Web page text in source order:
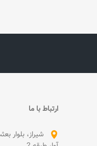
ارتباط با ما
شیراز، بلوار